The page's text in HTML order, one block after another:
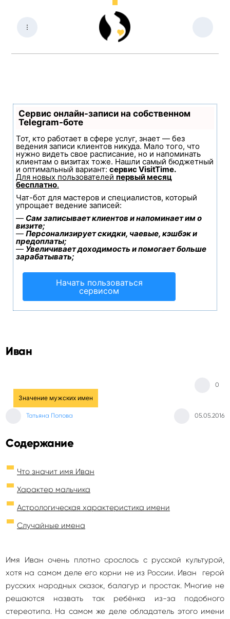
Сервис онлайн-записи на собственном
Telegram-боте
Тот, кто работает в сфере услуг, знает — без
ведения записи клиентов никуда. Мало того, что
нужно видеть свое расписание, но и напоминать
клиентам о визитах тоже. Нашли самый бюджетный
и оптимальный вариант: сервис VisitTime.
Для новых пользователей первый месяц
бесплатно.
Чат-бот для мастеров и специалистов, который
упрощает ведение записей:
— Сам записывает клиентов и напоминает им о
визите;
— Персонализирует скидки, чаевые, кэшбэк и
предоплаты;
— Увеличивает доходимость и помогает больше
зарабатывать;
Начать пользоваться
сервисом
Иван
Значение мужских имен
Татьяна Попова 05.05.2016
0
Содержание
Что значит имя Иван
Характер мальчика
Астрологическая характеристика имени
Случайные имена
Имя Иван очень плотно срослось с русской культурой,
хотя на самом деле его корни не из России. Иван герой
русских народных сказок, балагур и простак. Многие не
решаются назвать так ребёнка из-за подобного
стереотипа. На самом же деле обладатель этого имени